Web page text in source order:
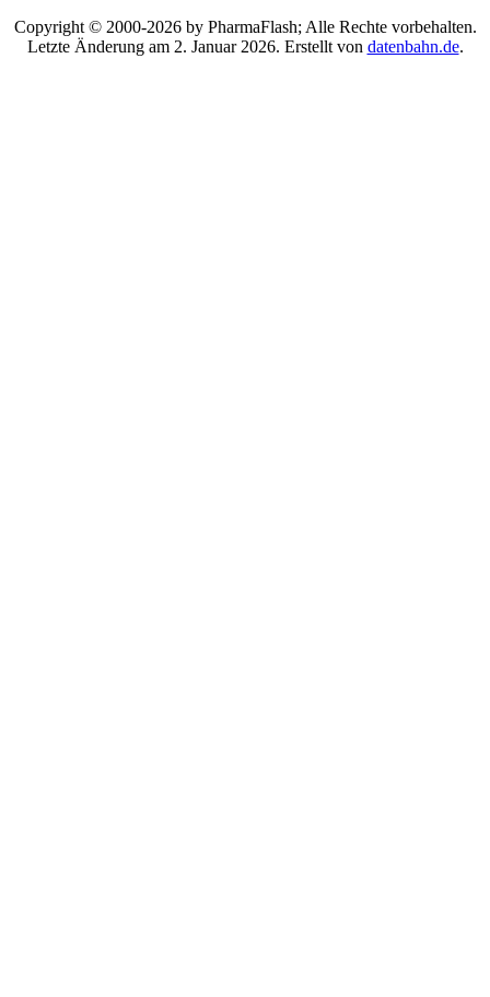
Copyright © 2000-2026 by PharmaFlash; Alle Rechte vorbehalten.
Letzte Änderung am 2. Januar 2026. Erstellt von datenbahn.de.